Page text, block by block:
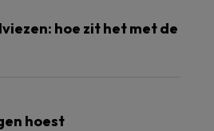
hoe zit het met de
hoest